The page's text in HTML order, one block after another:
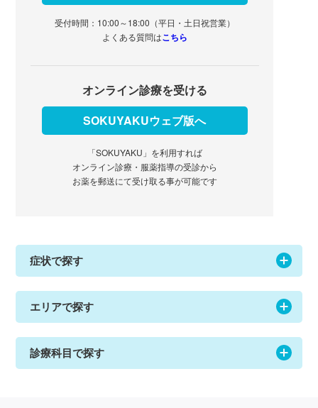
受付時間：10:00～18:00（平日・土日祝営業）
よくある質問はこちら
オンライン診療を受ける
SOKUYAKUウェブ版へ
「SOKUYAKU」を利用すれば
オンライン診療・服薬指導の受診から
お薬を郵送にて受け取る事が可能です
症状で探す
エリアで探す
診療科目で探す